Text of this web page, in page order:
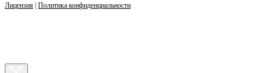
Лицензия | Политика конфиденциальности